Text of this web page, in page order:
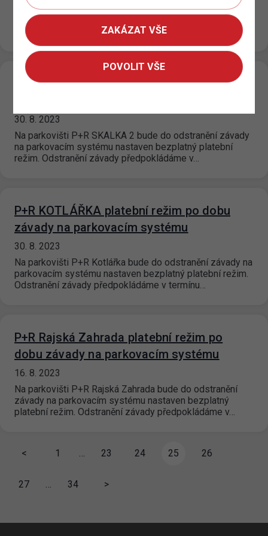
Na parkovišti P+R Rajská Zahrada bude do odstranění
závady na parkovacím systému nastaven bezplatný
platební režim. Odstranění závady předpokládáme v…
P+R SKALKA 2. platební režim po dobu
30. 8. 2023
Na parkovišti P+R SKALKA 2 bude do odstranění závady
na parkovacím systému nastaven bezplatný platební
režim. Odstranění závady předpokládáme v…
P+R KOTLÁŘKA platební režim po dobu
závady na parkovacím systému
30. 8. 2023
Na parkovišti P+R Kotlářka bude do odstranění závady na
parkovacím systému nastaven bezplatný platební režim.
Odstranění závady předpokládáme v termínu…
P+R Rajská Zahrada platební režim po
dobu závady na parkovacím systému
16. 8. 2023
Na parkovišti P+R Rajská Zahrada bude do odstranění
závady na parkovacím systému nastaven bezplatný
platební režim. Odstranění závady předpokládáme v…
< 1 … 23 24 25 26
27 … 34 >
ZAKÁZAT VŠE
POVOLIT VŠE